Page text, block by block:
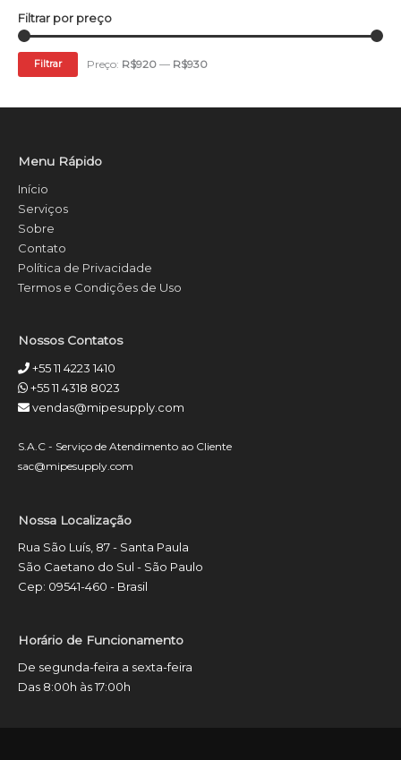
Filtrar por preço
Filtrar Preço: R$920 — R$930
Menu Rápido
Início
Serviços
Sobre
Contato
Política de Privacidade
Termos e Condições de Uso
Nossos Contatos
+55 11 4223 1410
+55 11 4318 8023
vendas@mipesupply.com
S.A.C - Serviço de Atendimento ao Cliente
sac@mipesupply.com
Nossa Localização
Rua São Luís, 87 - Santa Paula
São Caetano do Sul - São Paulo
Cep: 09541-460 - Brasil
Horário de Funcionamento
De segunda-feira a sexta-feira
Das 8:00h às 17:00h